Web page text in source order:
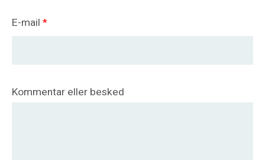
E-mail *
Kommentar eller besked